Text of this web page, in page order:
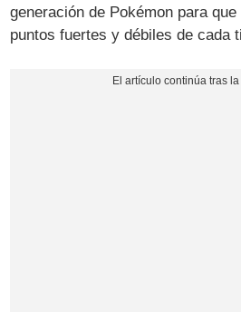
generación de Pokémon para
puntos fuertes y débiles de cada